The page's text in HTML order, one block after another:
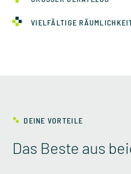
VIELFÄLTIGE
DEINE VORTEILE
Das Beste aus